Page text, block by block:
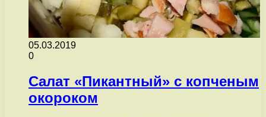
05.03.2019
0
Салат «Пикантный» с копченым
окороком